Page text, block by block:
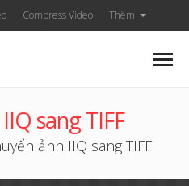
Compress Video Thêm
sang TIFF
ảnh IIQ sang TIFF